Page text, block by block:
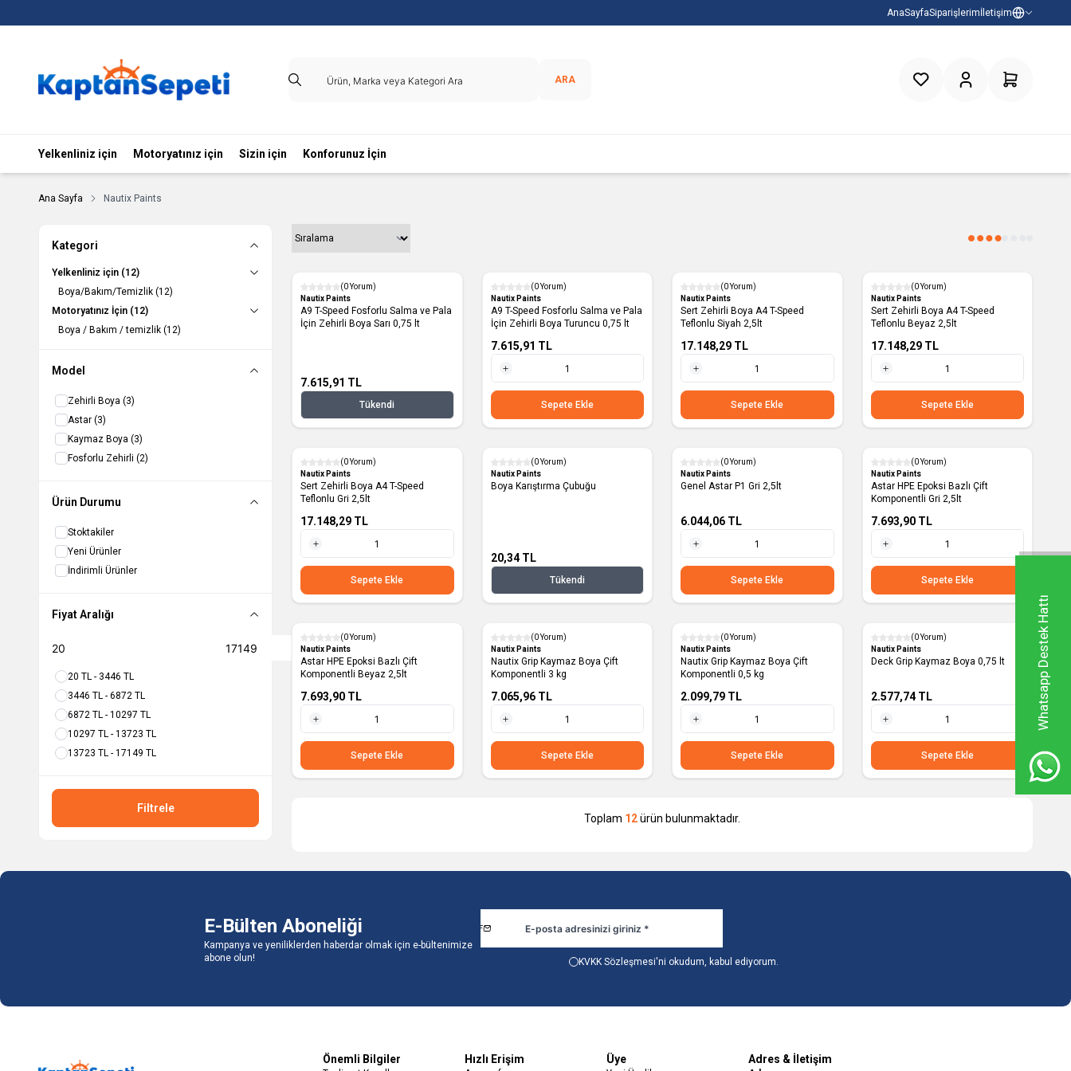
Whatsapp Destek Hattı
AnaSayfaSiparişlerimİletişim
ARA FavorilerimHesabım Sepetim
Yelkenliniz için Motoryatınız için Sizin için Konforunuz İçin
Ana Sayfa Nautix Paints
Kategori
Yelkenliniz için (12)
Boya/Bakım/Temizlik (12)
Motoryatınız İçin (12)
Boya / Bakım / temizlik (12)
Model
Zehirli Boya (3)
Astar (3)
Kaymaz Boya (3)
Fosforlu Zehirli (2)
Ürün Durumu
Stoktakiler
Yeni Ürünler
İndirimli Ürünler
Fiyat Aralığı
20 TL - 3446 TL
3446 TL - 6872 TL
6872 TL - 10297 TL
10297 TL - 13723 TL
13723 TL - 17149 TL
Filtrele
(0 Yorum)
Nautix Paints
A9 T-Speed Fosforlu Salma ve Pala
İçin Zehirli Boya Sarı 0,75 lt
7.615,91 TL
Tükendi
(0 Yorum)
Nautix Paints
A9 T-Speed Fosforlu Salma ve Pala
İçin Zehirli Boya Turuncu 0,75 lt
7.615,91 TL
1 Adet
Sepete Ekle
(0 Yorum)
Nautix Paints
Sert Zehirli Boya A4 T-Speed
Teflonlu Siyah 2,5lt
17.148,29 TL
1 Adet
Sepete Ekle
(0 Yorum)
Nautix Paints
Sert Zehirli Boya A4 T-Speed
Teflonlu Beyaz 2,5lt
17.148,29TL
1 Adet
Sepete Ekle
(0 Yorum)
Nautix Paints
Sert Zehirli Boya A4 T-Speed
Teflonlu Gri 2,5lt
17.148,29 TL
1 Adet
Sepete Ekle
(0 Yorum)
Nautix Paints
Boya Karıştırma Çubuğu
20,34TL
Tükendi
(0 Yorum)
Nautix Paints
Genel Astar P1 Gri 2,5lt
6.044,06 TL
1 Adet
Sepete Ekle
(0 Yorum)
Nautix Paints
Astar HPE Epoksi Bazlı Çift
Komponentli Gri 2,5lt
7.693,90TL
1 Adet
Sepete Ekle
(0 Yorum)
Nautix Paints
Astar HPE Epoksi Bazlı Çift
Komponentli Beyaz 2,5lt
7.693,90 TL
1 Adet
Sepete Ekle
(0 Yorum)
Nautix Paints
Nautix Grip Kaymaz Boya Çift
Komponentli 3 kg
7.065,96TL
1 Adet
Sepete Ekle
(0 Yorum)
Nautix Paints
Nautix Grip Kaymaz Boya Çift
Komponentli 0,5 kg
2.099,79 TL
1 Adet
Sepete Ekle
(0 Yorum)
Nautix Paints
Deck Grip Kaymaz Boya 0,75 lt
2.577,74TL
1 Adet
Sepete Ekle
Toplam 12ürün bulunmaktadır.
E-Bülten Aboneliği
Kampanya ve yeniliklerden haberdar olmak için e-bültenimize
abone olun!
KVKK Sözleşmesi'ni okudum, kabul ediyorum.
Önemli Bilgiler Hızlı Erişim Üye Adres & İletişim